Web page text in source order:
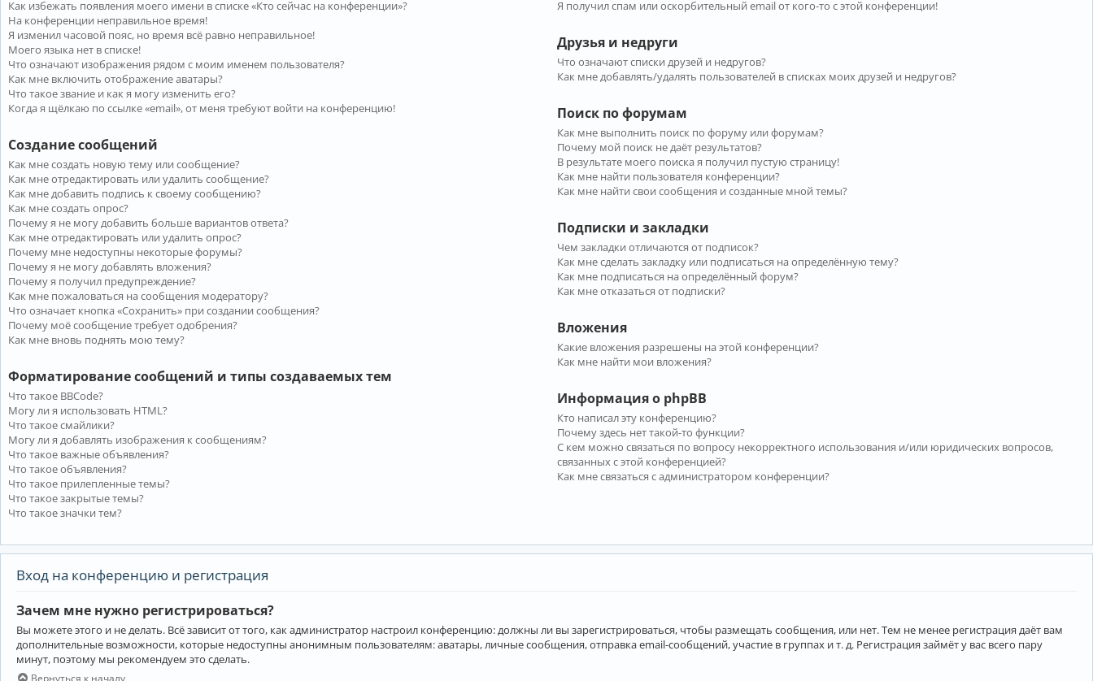
Как избежать появления моего имени в списке «Кто сейчас на конференции»?
На конференции неправильное время!
Я изменил часовой пояс, но время всё равно неправильное!
Моего языка нет в списке!
Что означают изображения рядом с моим именем пользователя?
Как мне включить отображение аватары?
Что такое звание и как я могу изменить его?
Когда я щёлкаю по ссылке «email», от меня требуют войти на конференцию!
Создание сообщений
Как мне создать новую тему или сообщение?
Как мне отредактировать или удалить сообщение?
Как мне добавить подпись к своему сообщению?
Как мне создать опрос?
Почему я не могу добавить больше вариантов ответа?
Как мне отредактировать или удалить опрос?
Почему мне недоступны некоторые форумы?
Почему я не могу добавлять вложения?
Почему я получил предупреждение?
Как мне пожаловаться на сообщения модератору?
Что означает кнопка «Сохранить» при создании сообщения?
Почему моё сообщение требует одобрения?
Как мне вновь поднять мою тему?
Форматирование сообщений и типы создаваемых тем
Что такое BBCode?
Могу ли я использовать HTML?
Что такое смайлики?
Могу ли я добавлять изображения к сообщениям?
Что такое важные объявления?
Что такое объявления?
Что такое прилепленные темы?
Что такое закрытые темы?
Что такое значки тем?
Я получил спам или оскорбительный email от кого-то с этой конференции!
Друзья и недруги
Что означают списки друзей и недругов?
Как мне добавлять/удалять пользователей в списках моих друзей и недругов?
Поиск по форумам
Как мне выполнить поиск по форуму или форумам?
Почему мой поиск не даёт результатов?
В результате моего поиска я получил пустую страницу!
Как мне найти пользователя конференции?
Как мне найти свои сообщения и созданные мной темы?
Подписки и закладки
Чем закладки отличаются от подписок?
Как мне сделать закладку или подписаться на определённую тему?
Как мне подписаться на определённый форум?
Как мне отказаться от подписки?
Вложения
Какие вложения разрешены на этой конференции?
Как мне найти мои вложения?
Информация о phpBB
Кто написал эту конференцию?
Почему здесь нет такой-то функции?
С кем можно связаться по вопросу некорректного использования и/или юридических вопросов,
связанных с этой конференцией?
Как мне связаться с администратором конференции?
Вход на конференцию и регистрация
Зачем мне нужно регистрироваться?
Вы можете этого и не делать. Всё зависит от того, как администратор настроил конференцию: должны ли вы зарегистрироваться, чтобы размещать сообщения, или нет. Тем не менее регистрация даёт вам
дополнительные возможности, которые недоступны анонимным пользователям: аватары, личные сообщения, отправка email-сообщений, участие в группах и т. д. Регистрация займёт у вас всего пару
минут, поэтому мы рекомендуем это сделать.
Вернуться к началу